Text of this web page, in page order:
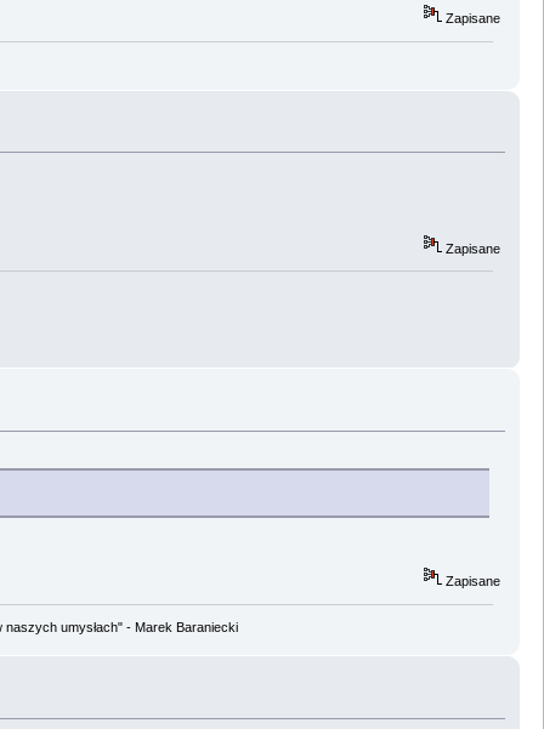
Zapisane
Zapisane
Zapisane
umysłach" - Marek Baraniecki